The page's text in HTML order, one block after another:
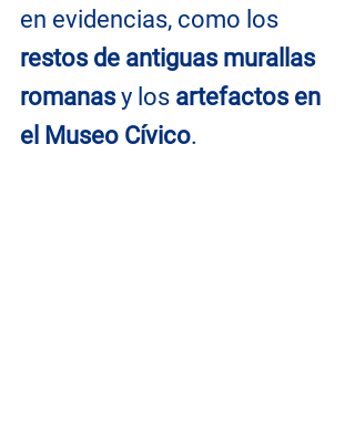
en evidencias, como los
restos de antiguas murallas
romanas y los artefactos en
el Museo Cívico.